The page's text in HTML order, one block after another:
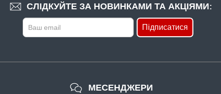
30 грн
СЛІДКУЙТЕ ЗА НОВИНКАМИ ТА АКЦІЯМИ:
Підписатися
МЕСЕНДЖЕРИ